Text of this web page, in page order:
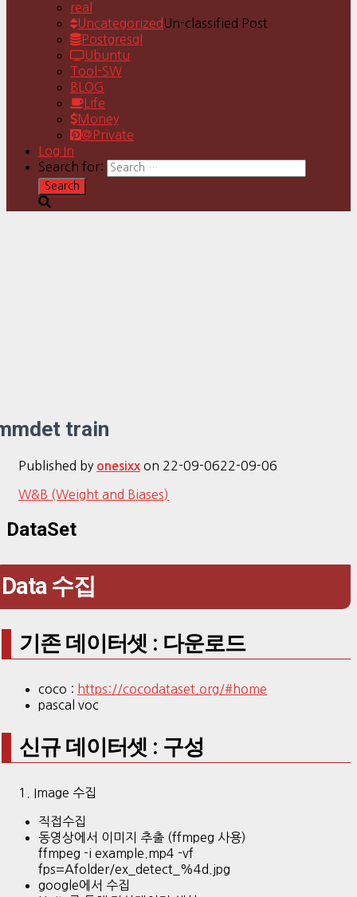
real
Uncategorized Un-classified Post
Postgresql
Ubuntu
Tool-SW
BLOG
Life
Money
@Private
Log In
Search for:
train
Published by onesixx on 22-09-0622-09-06
W&B (Weight and Biases)
DataSet
Data 수집
기존 데이터셋 : 다운로드
coco : https://cocodataset.org/#home
pascal voc
신규 데이터셋 : 구성
1. Image 수집
직접수집
동영상에서 이미지 추출 (ffmpeg 사용)
ffmpeg -i example.mp4 -vf
fps=Afolder/ex_detect_%4d.jpg
google에서 수집